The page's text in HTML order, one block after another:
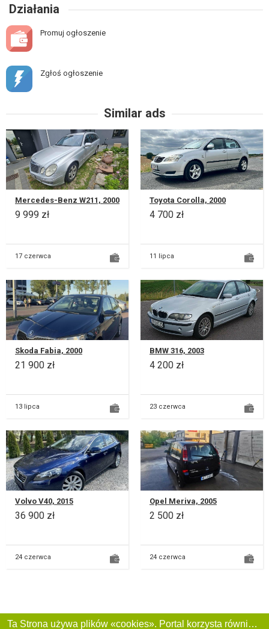
Działania
Promuj ogłoszenie
Zgłoś ogłoszenie
Similar ads
Mercedes-Benz W211, 2000
9 999 zł
17 czerwca
Toyota Corolla, 2000
4 700 zł
11 lipca
Skoda Fabia, 2000
21 900 zł
13 lipca
BMW 316, 2003
4 200 zł
23 czerwca
Volvo V40, 2015
36 900 zł
24 czerwca
Opel Meriva, 2005
2 500 zł
24 czerwca
Ta Strona używa plików «cookies». Portal korzysta również z serwisu internetowego do zbierania danych technicznych o odwiedzających w celu uzyskania informacji marketingowych i statystycznych. Warunki przetwarzania danych odwiedzających Stronę, patrz: